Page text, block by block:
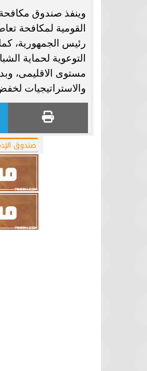
وينفذ صندوق مكافحة
القومية لمكافحة
رئيس الجمهورية،
التوعوية لحماية
مستوى الاقليمى،
والاستراتيجيات
صندوق
برشلونة يستعيد سلاحا مهما بعد